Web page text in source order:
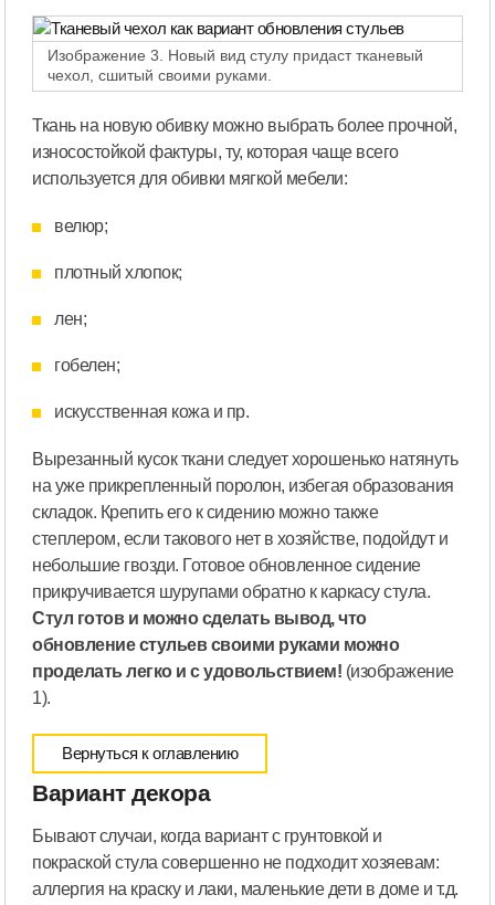
Изображение 3. Новый вид стулу придаст тканевый
чехол, сшитый своими руками.
Ткань на новую обивку можно выбрать более прочной,
износостойкой фактуры, ту, которая чаще всего
используется для обивки мягкой мебели:
велюр;
плотный хлопок;
лен;
гобелен;
искусственная кожа и пр.
Вырезанный кусок ткани следует хорошенько натянуть
на уже прикрепленный поролон, избегая образования
складок. Крепить его к сидению можно также
степлером, если такового нет в хозяйстве, подойдут и
небольшие гвозди. Готовое обновленное сидение
прикручивается шурупами обратно к каркасу стула.
Стул готов и можно сделать вывод, что
обновление стульев своими руками можно
проделать легко и с удовольствием! (изображение
1).
Вернуться к оглавлению
Вариант декора
Бывают случаи, когда вариант с грунтовкой и
покраской стула совершенно не подходит хозяевам:
аллергия на краску и лаки, маленькие дети в доме и т.д.